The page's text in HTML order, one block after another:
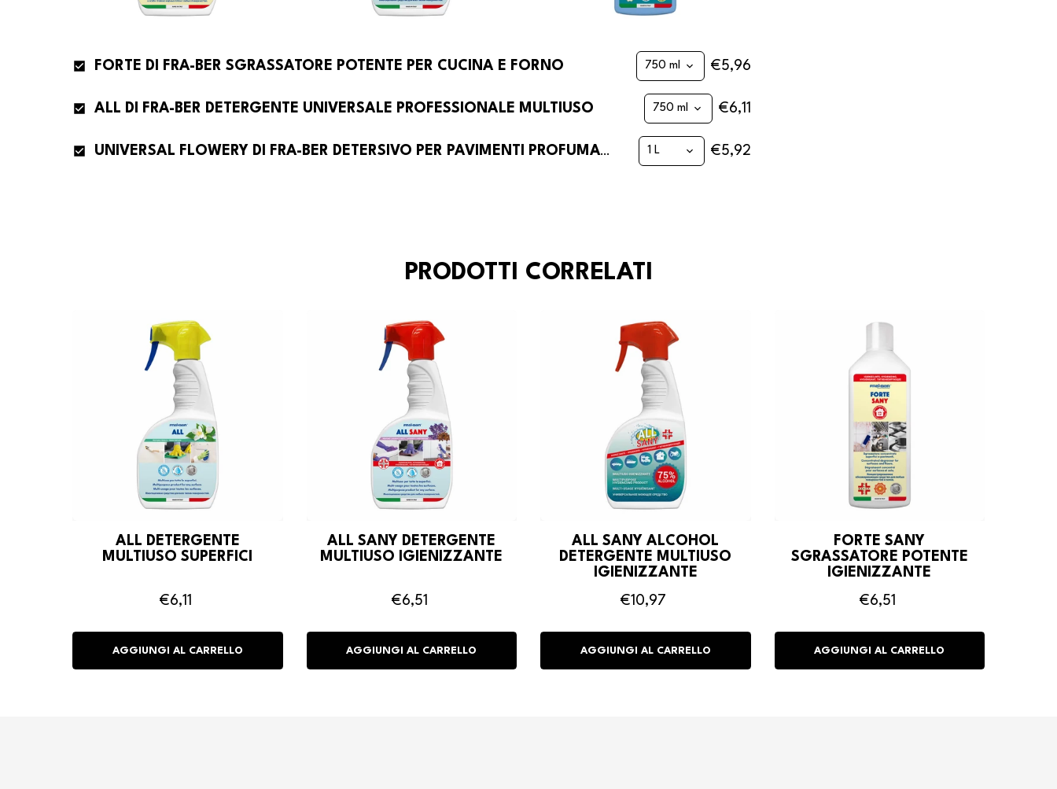
FORTE DI FRA-BER SGRASSATORE POTENTE PER CUCINA E FORNO €5,96
ALL DI FRA-BER DETERGENTE UNIVERSALE PROFESSIONALE MULTIUSO €6,11
UNIVERSAL FLOWERY DI FRA-BER DETERSIVO PER PAVIMENTI PROFUMATO FLOREALE €5,92
PRODOTTI CORRELATI
ALL DETERGENTE
MULTIUSO SUPERFICI
€6,11
ALL SANY DETERGENTE
MULTIUSO IGIENIZZANTE
€6,51
ALL SANY ALCOHOL
DETERGENTE MULTIUSO
IGIENIZZANTE
€10,97
FORTE SANY
SGRASSATORE POTENTE
IGIENIZZANTE
€6,51